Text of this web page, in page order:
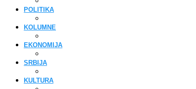
POLITIKA
KOLUMNE
EKONOMIJA
SRBIJA
KULTURA